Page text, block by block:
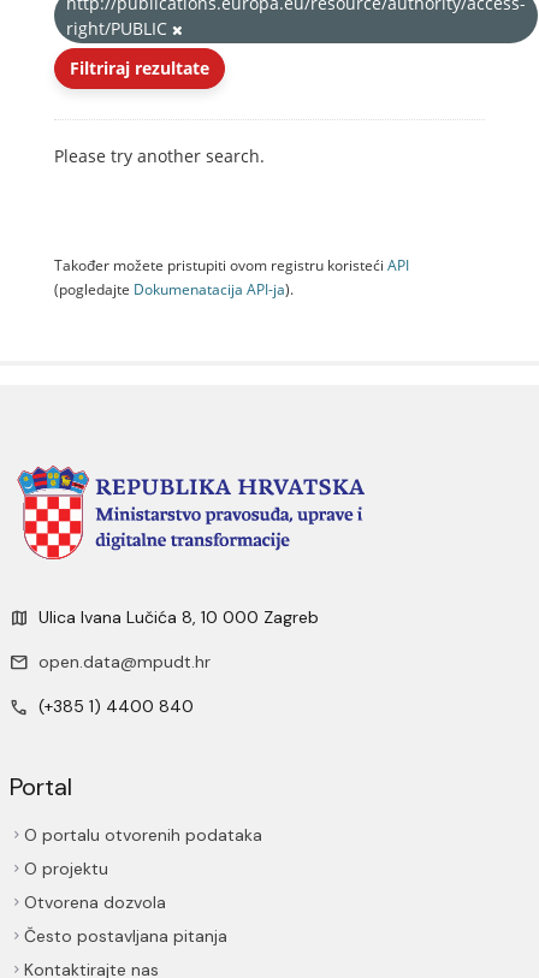
right/PUBLIC
Filtriraj rezultate
Please try another search.
Također možete pristupiti ovom registru koristeći API
(pogledajte Dokumenаtаcijа API-jа).